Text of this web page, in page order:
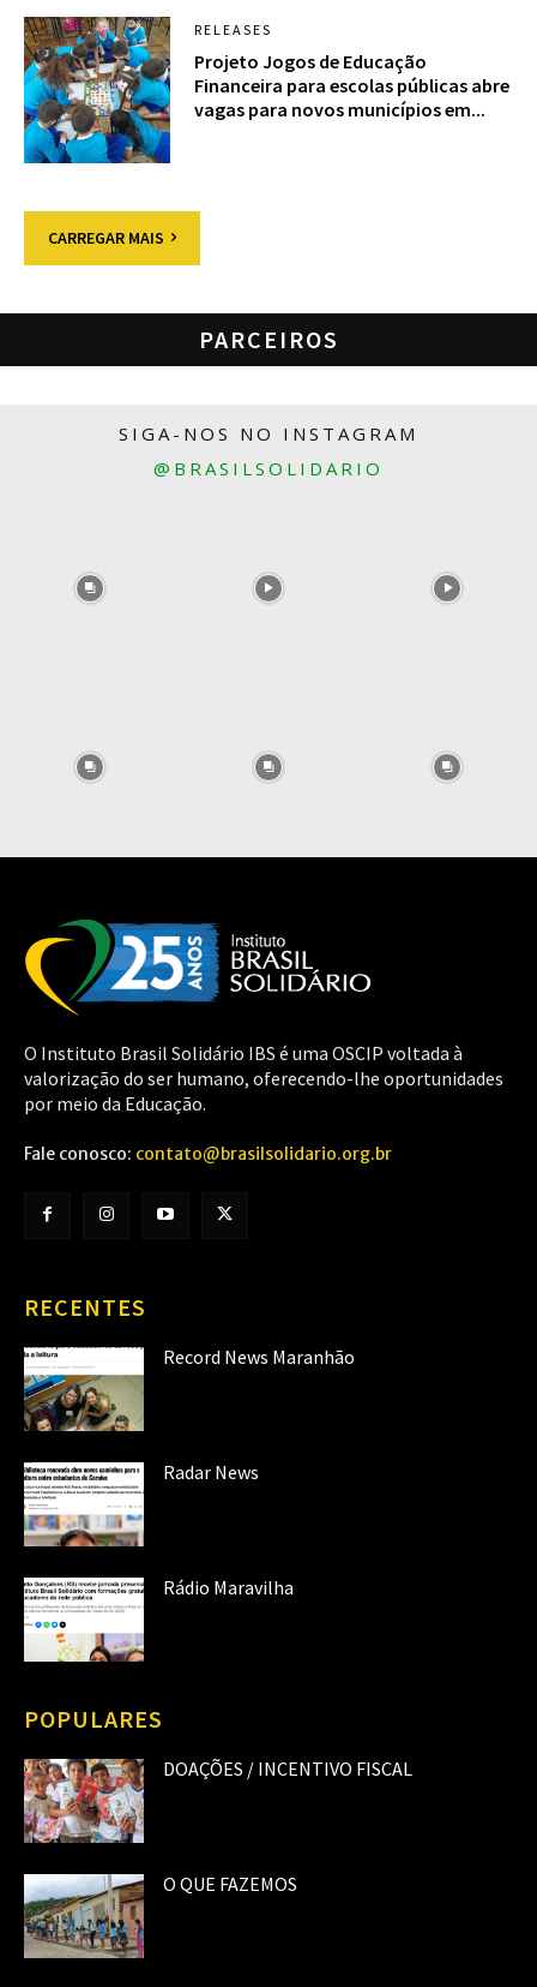
RELEASES
Projeto Jogos de Educação
Financeira para escolas públicas abre
vagas para novos municípios em...
CARREGAR MAIS
PARCEIROS
SIGA-NOS NO INSTAGRAM
@BRASILSOLIDARIO
O Instituto Brasil Solidário IBS é uma OSCIP voltada à
valorização do ser humano, oferecendo-lhe oportunidades
por meio da Educação.
Fale conosco: contato@brasilsolidario.org.br
RECENTES
Record News Maranhão
Radar News
Rádio Maravilha
POPULARES
DOAÇÕES / INCENTIVO FISCAL
O QUE FAZEMOS